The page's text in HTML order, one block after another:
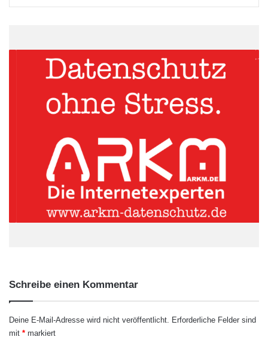
Konzepte
liegen im Bereich Mentoring, Business Strategien und auch bei
Marketing 4.0 berät er Kunden bei der Findung von effektiven
Marketingstrategien sowie der Umsetzung entsprechender
verschiedenen unternehmerischen Bereichen, verfügt Ley über
eine gewisse Weitsicht auf viele Themen, was ihm vor allen in
Sachen Marketing zugute kommt und dabei hilft, seine Klienten
auch im Kontext des großen Ganzen zu beraten.
ARKM.marketing
Schreibe einen Kommentar
Deine E-Mail-Adresse wird nicht veröffentlicht. Erforderliche Felder sind
mit * markiert